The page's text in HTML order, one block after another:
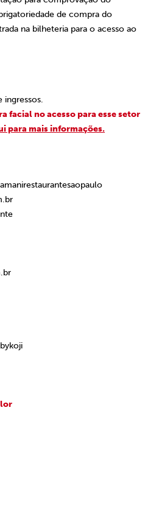
de compra do
na bilheteria para o acesso ao
ingressos.
facial no acesso para esse setor
para mais informações.